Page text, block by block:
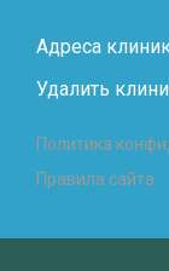
Адреса
Удалить
Политика
Правила сайта